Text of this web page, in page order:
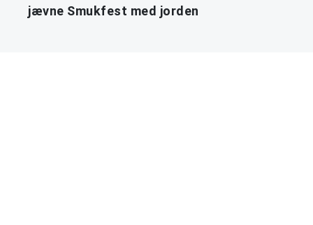
jævne Smukfest med jorden